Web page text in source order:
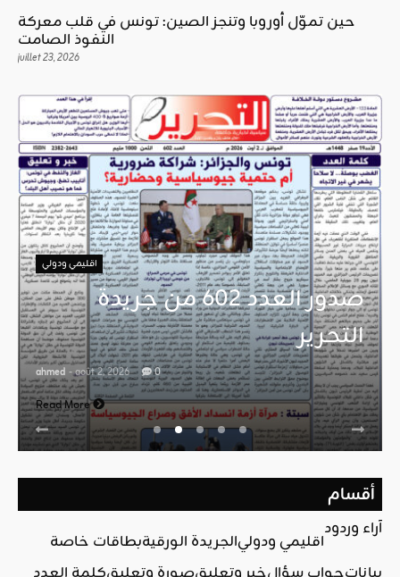
حين تموّل أوروبا وتنجز الصين: تونس في قلب معركة
النفوذ الصامت
juillet 23, 2026
اقليمي ودولي
صدور العدد 602 من جريدة
التحرير
ahmed - août 2, 2026 0
Read More
أقسام
آراء وردود
اقليمي ودوليالجريدة الورقيةبطاقات خاصة